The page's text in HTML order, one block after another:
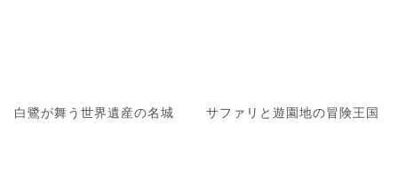
白鷺が舞う世界遺産の名城 サファリと遊園地の冒険王国